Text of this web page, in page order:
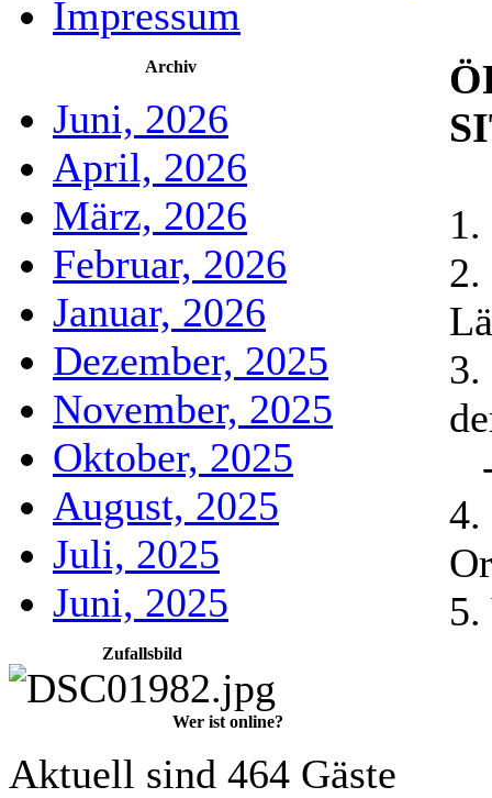
Impressum
Archiv
Juni, 2026
April, 2026
März, 2026
Februar, 2026
Januar, 2026
Dezember, 2025
November, 2025
Oktober, 2025
August, 2025
Juli, 2025
Juni, 2025
Zufallsbild
Wer ist online?
Aktuell sind 464 Gäste
2.
3.
4.
5.